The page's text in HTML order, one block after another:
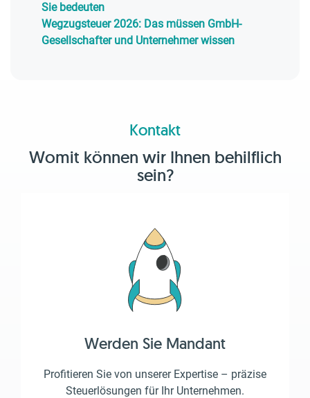
Sie bedeuten
Wegzugsteuer 2026: Das müssen GmbH-
Gesellschafter und Unternehmer wissen
Kontakt
Womit können wir Ihnen behilflich
sein?
Werden Sie Mandant
Profitieren Sie von unserer Expertise – präzise
Steuerlösungen für Ihr Unternehmen.